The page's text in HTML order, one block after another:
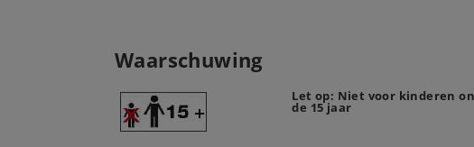
Waarschuwing
Let op: Niet voor kinderen
de 15 jaar